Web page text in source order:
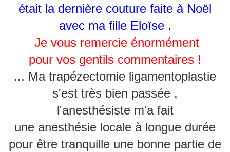
était la dernière couture faite à Noël
avec ma fille Eloïse .
Je vous remercie énormément
pour vos gentils commentaires !
... Ma trapézectomie ligamentoplastie
s'est très bien passée ,
l'anesthésiste m'a fait
une anesthésie locale à longue durée
pour être tranquille une bonne partie de